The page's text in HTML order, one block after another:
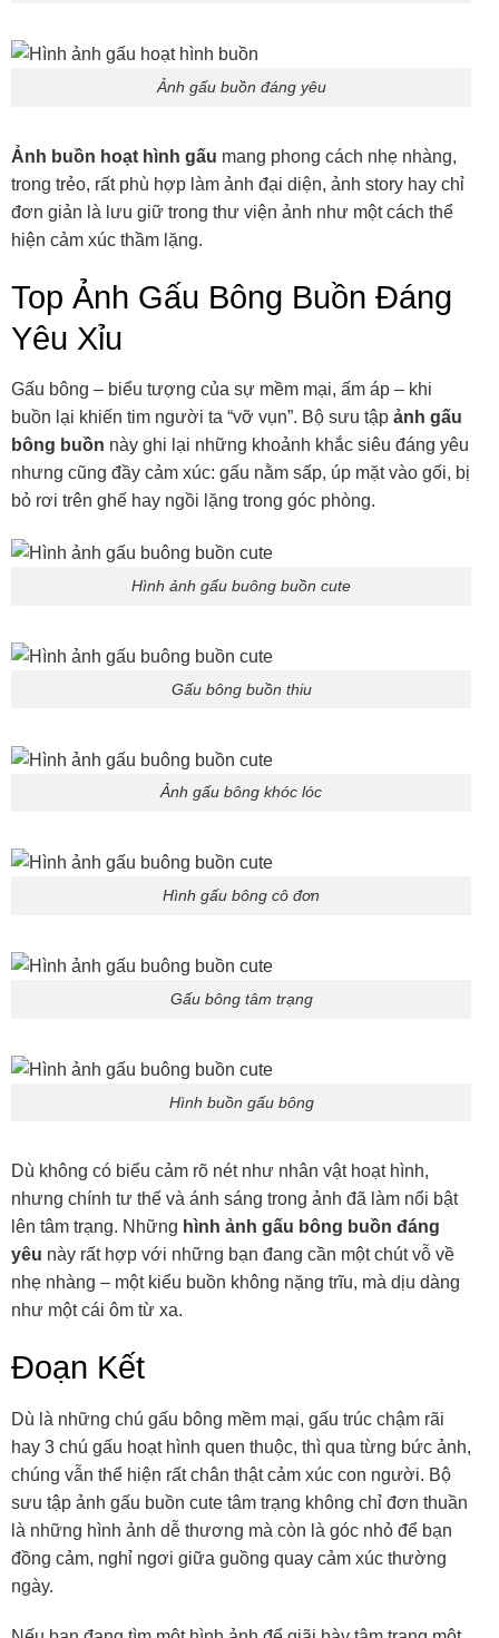
Ảnh gấu buồn đáng yêu
Ảnh buồn hoạt hình gấu mang phong cách nhẹ nhàng,
trong trẻo, rất phù hợp làm ảnh đại diện, ảnh story hay chỉ
đơn giản là lưu giữ trong thư viện ảnh như một cách thể
hiện cảm xúc thầm lặng.
Top Ảnh Gấu Bông Buồn Đáng
Yêu Xỉu
Gấu bông – biểu tượng của sự mềm mại, ấm áp – khi
buồn lại khiến tim người ta “vỡ vụn”. Bộ sưu tập ảnh gấu
bông buồn này ghi lại những khoảnh khắc siêu đáng yêu
nhưng cũng đầy cảm xúc: gấu nằm sấp, úp mặt vào gối, bị
bỏ rơi trên ghế hay ngồi lặng trong góc phòng.
Hình ảnh gấu buông buồn cute
Gấu bông buồn thiu
Ảnh gấu bông khóc lóc
Hình gấu bông cô đơn
Gấu bông tâm trạng
Hình buồn gấu bông
Dù không có biểu cảm rõ nét như nhân vật hoạt hình,
nhưng chính tư thế và ánh sáng trong ảnh đã làm nổi bật
lên tâm trạng. Những hình ảnh gấu bông buồn đáng
yêu này rất hợp với những bạn đang cần một chút vỗ về
nhẹ nhàng – một kiểu buồn không nặng trĩu, mà dịu dàng
như một cái ôm từ xa.
Đoạn Kết
Dù là những chú gấu bông mềm mại, gấu trúc chậm rãi
hay 3 chú gấu hoạt hình quen thuộc, thì qua từng bức ảnh,
chúng vẫn thể hiện rất chân thật cảm xúc con người. Bộ
sưu tập ảnh gấu buồn cute tâm trạng không chỉ đơn thuần
là những hình ảnh dễ thương mà còn là góc nhỏ để bạn
đồng cảm, nghỉ ngơi giữa guồng quay cảm xúc thường
ngày.